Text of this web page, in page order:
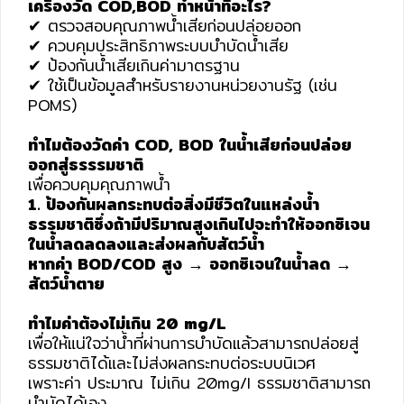
เครื่องวัด COD,BOD ทำหน้าที่อะไร?
✔ ตรวจสอบคุณภาพน้ำเสียก่อนปล่อยออก
✔ ควบคุมประสิทธิภาพระบบบำบัดน้ำเสีย
✔ ป้องกันน้ำเสียเกินค่ามาตรฐาน
✔ ใช้เป็นข้อมูลสำหรับรายงานหน่วยงานรัฐ (เช่น
POMS)
ทำไมต้องวัดค่า COD, BOD ในน้ำเสียก่อนปล่อย
ออกสู่ธรรรมชาติ
เพื่อควบคุมคุณภาพน้ำ
1. ป้องกันผลกระทบต่อสิ่งมีชีวิตในแหล่งน้ำ
ธรรมชาติซึ่งถ้ามีปริมาณสูงเกินไปจะทำให้ออกซิเจน
ในน้ำลดลดลงและส่งผลกับสัตว์น้ำ
หากค่า BOD/COD สูง → ออกซิเจนในน้ำลด →
สัตว์น้ำตาย
ทำไมค่าต้องไม่เกิน 20 mg/L
เพื่อให้แน่ใจว่าน้ำที่ผ่านการบำบัดแล้วสามารถปล่อยสู่
ธรรมชาติได้และไม่ส่งผลกระทบต่อระบบนิเวศ
เพราะค่า ประมาณ ไม่เกิน 20mg/l ธรรมชาติสามารถ